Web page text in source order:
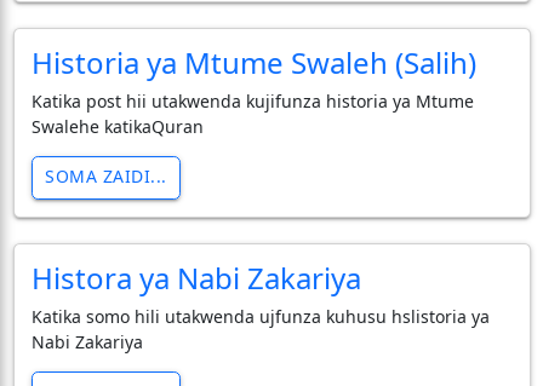
Historia ya Mtume Swaleh (Salih)
Katika post hii utakwenda kujifunza historia ya Mtume
Swalehe katikaQuran
SOMA ZAIDI...
Histora ya Nabi Zakariya
Katika somo hili utakwenda ujfunza kuhusu hslistoria ya
Nabi Zakariya